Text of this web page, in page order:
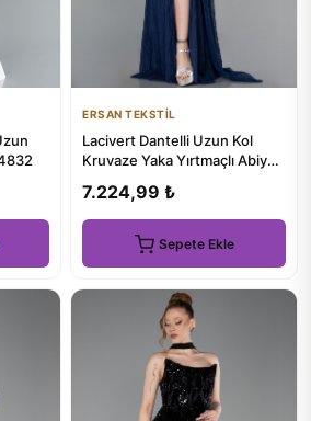
ERSAN TEKSTİL
Lacivert Dantelli Uzun Kol
Kruvaze Yaka Yırtmaçlı Abiye
7.224,99 ₺
Sepete Ekle